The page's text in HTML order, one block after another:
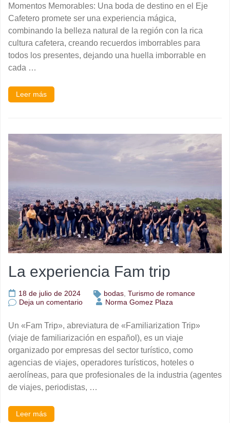
en
Risaralda
tu
Boda
destino.
Momentos Memorables: Una boda de destino en el Eje
Cafetero promete ser una experiencia mágica,
combinando la belleza natural de la región con la rica
cultura cafetera, creando recuerdos imborrables para
todos los presentes, dejando una huella imborrable en
cada …
Leer más
La experiencia Fam trip
18 de julio de 2024 bodas, Turismo de romance
Deja un comentarioen
Fam
trip
Norma Gomez Plaza
Un «Fam Trip», abreviatura de «Familiarization Trip»
(viaje de familiarización en español), es un viaje
organizado por empresas del sector turístico, como
agencias de viajes, operadores turísticos, hoteles o
aerolíneas, para que profesionales de la industria (agentes
de viajes, periodistas, …
Leer más